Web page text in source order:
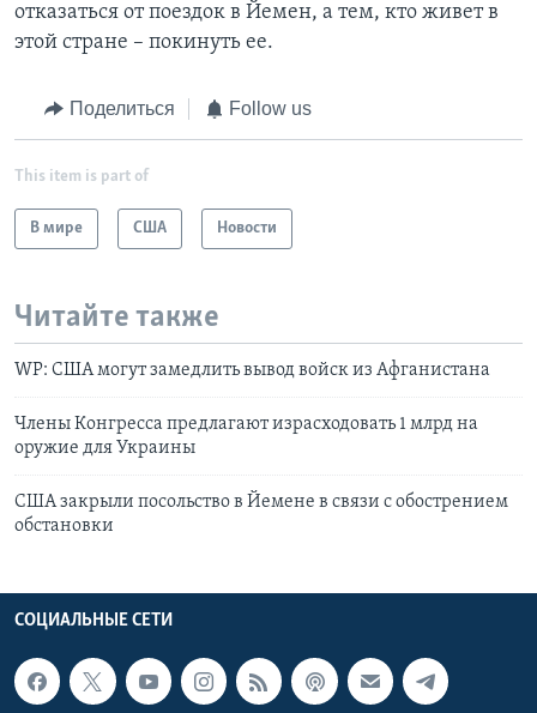
отказаться от поездок в Йемен, а тем, кто живет в
этой стране – покинуть ее.
Поделиться Follow us
This item is part of
В мире США Новости
Читайте также
WP: США могут замедлить вывод войск из Афганистана
Члены Конгресса предлагают израсходовать 1 млрд на
оружие для Украины
США закрыли посольство в Йемене в связи с обострением
обстановки
СОЦИАЛЬНЫЕ СЕТИ